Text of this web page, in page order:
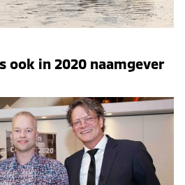
ook in 2020 naamgever